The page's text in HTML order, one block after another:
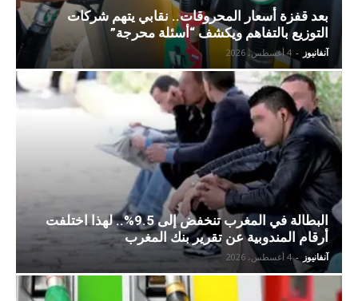
بعد قفزة أسعار المحروقات.. نقابي يتهم شركات
التوزيع بالتفاهم ويكشف “أسئلة محرجة”
آنفانيوز - 4 أغسطس، 2026
البطالة في المغرب تنخفض إلى 9.5%.. لهذا اختلفت
أرقام المندوبية عن تقرير بنك المغرب
آنفانيوز - 4 أغسطس، 2026